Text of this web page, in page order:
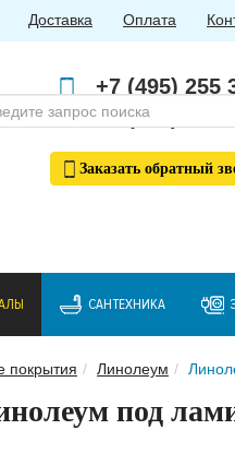
САНТЕХНИКА
Доставка Оплата
+7 (495) 255
+7 (985) 762
Заказать обратный
покрытия Линолеум
под